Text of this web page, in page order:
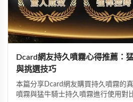
Dcard網友持久噴霧心得推薦：
與挑選技巧
本篇分享Dcard網友購買持久噴霧的
噴霧與猛牛騎士持久噴霧進行使用對